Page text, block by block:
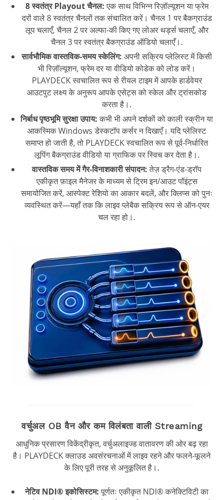
8 स्वतंत्र Playout चैनल:एक साथ विभिन्न रिज़ॉल्यूशन या फ्रेम
दरों वाले 8 स्वतंत्र चैनलों तक संचालित करें। चैनल 1 पर बैकग्राउंड
लूप चलाएँ, चैनल 2 पर अल्फा-की किए गए लोअर थर्ड्स चलाएँ, और
चैनल 3 पर स्वतंत्र बैकग्राउंड ऑडियो चलाएँ।.
सार्वभौमिक वास्तविक-समय स्केलिंग: अपनी सक्रिय प्लेलिस्ट में किसी
भी रिज़ॉल्यूशन, फ्रेम दर या वीडियो कोडेक को लोड करें।
PLAYDECK स्वचालित रूप से रीयल टाइम में आपके हार्डवेयर
आउटपुट लक्ष्य के अनुरूप आपके एसेट्स को स्केल और ट्रांसकोड
करता है।.
निर्बाध पृष्ठभूमि सुरक्षा उपाय:कभी भी अपने दर्शकों को काली स्क्रीन या
आकस्मिक Windows डेस्कटॉप कर्सर न दिखाएँ। यदि प्लेलिस्ट
समाप्त हो जाती है, तो PLAYDECK स्वचालित रूप से पूर्व-निर्धारित
लूपिंग बैकग्राउंड वीडियो या ग्राफिक पर स्विच कर देता है।.
वास्तविक समय में गैर-विनाशकारी संपादन:तेज़ ड्रैग-एंड-ड्रॉप
एकीकृत फ़ाइल मैनेजर के माध्यम से ट्रिम इन/आउट पॉइंट्स
समायोजित करें, आस्पेक्ट रेशियो का आकार बदलें, और क्लिप्स को पुनः
व्यवस्थित करें—यहाँ तक कि लाइव प्लेबैक सक्रिय रूप से ऑन-एयर
चल रहा हो।.
वर्चुअल OB वैन और कम विलंबता वाली Streaming
आधुनिक प्रसारण विकेंद्रीकृत, वर्चुअलाइज्ड वातावरण की ओर बढ़ रहा
है। PLAYDECK क्लाउड अवसंरचनाओं में लाइव रहने और फलने-फूलने
के लिए पूरी तरह से अनुकूलित है।.
नेटिव NDI® इकोसिस्टम:पूर्णतः एकीकृत NDI® कनेक्टिविटी का